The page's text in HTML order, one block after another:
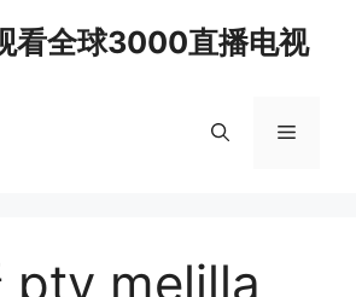
看全球3000直播电视
Menu
ptv melilla